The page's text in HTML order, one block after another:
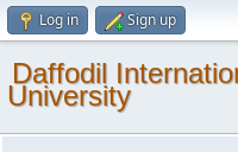
Log in Sign up
Daffodil
University